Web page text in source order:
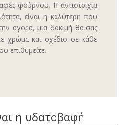
φούρνου. Η αντιστοιχία
είναι η καλύτερη που
αγορά, μια δοκιμή θα σας
χρώμα και σχέδιο σε κάθε
επιθυμείτε.
η υδατοβαφή